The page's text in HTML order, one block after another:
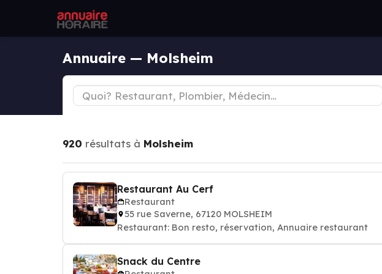
Annuaire — Molsheim
920 résultats à Molsheim
Restaurant Au Cerf
Restaurant
55 rue Saverne, 67120 MOLSHEIM
Restaurant: Bon resto, réservation, Annuaire restaurant
Snack du Centre